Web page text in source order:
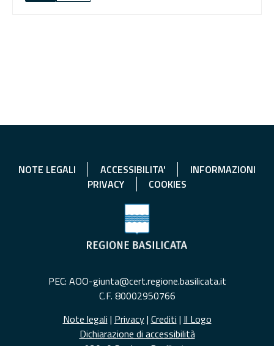
NOTE LEGALI ACCESSIBILITA'
INFORMAZIONI
PRIVACY
COOKIES
PEC: AOO-giunta@cert.regione.basilicata.it
C.F. 80002950766
Note legali | Privacy| Crediti | Il Logo
Dichiarazione di accessibilità